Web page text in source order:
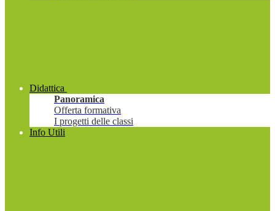
Didattica
Panoramica
Offerta formativa
I progetti delle classi
Info Utili